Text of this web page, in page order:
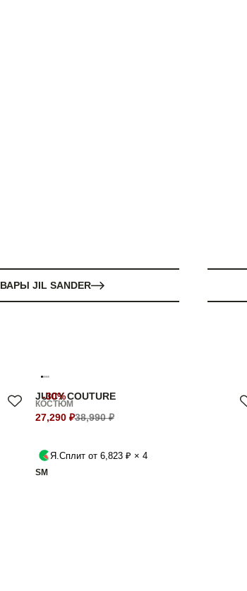
JIL SANDER
-30%
JUICY COUTURE
КОСТЮМ
27,290 ₽38,990 ₽
Я.Сплит от 6,823 ₽ × 4
SM